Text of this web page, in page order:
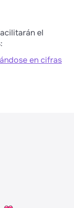
el
en cifras